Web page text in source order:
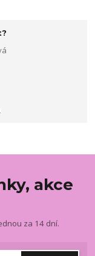
akce
za 14 dní.